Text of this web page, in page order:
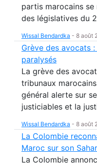
partis marocains se
des législatives du
Wissal Bendardka - 8 août
Grève des avocats
paralysés
La grève des
tribunaux
général alerte sur
justiciables et la
Wissal Bendardka - 8 août
La Colombie
Maroc sur son
La Colombie